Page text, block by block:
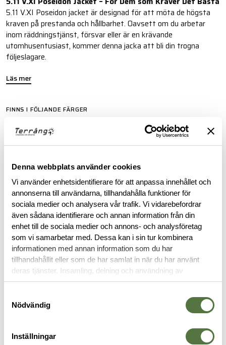
Denna webbplats använder cookies
Vi använder enhetsidentifierare för att anpassa innehållet och
annonserna till användarna, tillhandahålla funktioner för
sociala medier och analysera vår trafik. Vi vidarebefordrar
även sådana identifierare och annan information från din
enhet till de sociala medier och annons- och analysföretag
som vi samarbetar med. Dessa kan i sin tur kombinera
informationen med annan information som du har
tillhandahållit eller som de har samlat in när du har använt
deras tjänster. Insamling, delning och användning av
personuppgifter kan användas för personalisering av
Nödvändig
Inställningar
5.11 V.XI Poseidon jacket är designad för att möta de högsta
kraven på prestanda och hållbarhet. Oavsett om du arbetar
inom räddningstjänst, försvar eller är en krävande
utomhusentusiast, kommer denna jacka att bli din trogna
följeslagare.
Läs mer
FINNS I FÖLJANDE FÄRGER
BESKRIVNING
RECENSIONER
OM VARUMÄRKET
JACKOR